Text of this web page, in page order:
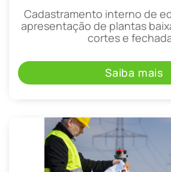
Cadastramento interno de
apresentação de plantas
cortes e
Saiba mais